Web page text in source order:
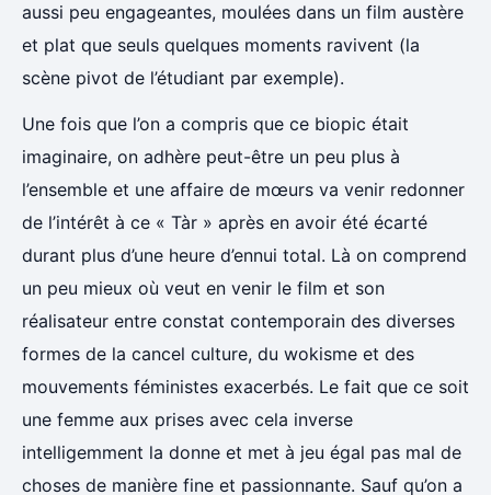
aussi peu engageantes, moulées dans un film austère
et plat que seuls quelques moments ravivent (la
scène pivot de l’étudiant par exemple).
Une fois que l’on a compris que ce biopic était
imaginaire, on adhère peut-être un peu plus à
l’ensemble et une affaire de mœurs va venir redonner
de l’intérêt à ce « Tàr » après en avoir été écarté
durant plus d’une heure d’ennui total. Là on comprend
un peu mieux où veut en venir le film et son
réalisateur entre constat contemporain des diverses
formes de la cancel culture, du wokisme et des
mouvements féministes exacerbés. Le fait que ce soit
une femme aux prises avec cela inverse
intelligemment la donne et met à jeu égal pas mal de
choses de manière fine et passionnante. Sauf qu’on a